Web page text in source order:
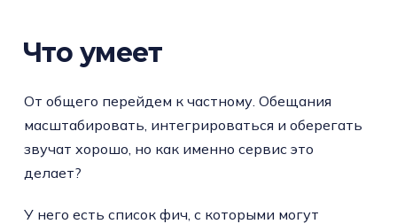
Что умеет
От общего перейдем к частному. Обещания
масштабировать, интегрироваться и оберегать
звучат хорошо, но как именно сервис это
делает?
У него есть список фич, с которыми могут